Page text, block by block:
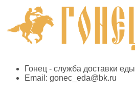
Гонец - служба доставки еды
Email: gonec_eda@bk.ru